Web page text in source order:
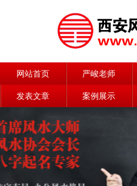
网站首页 严峻老师
发表文章 案例展示